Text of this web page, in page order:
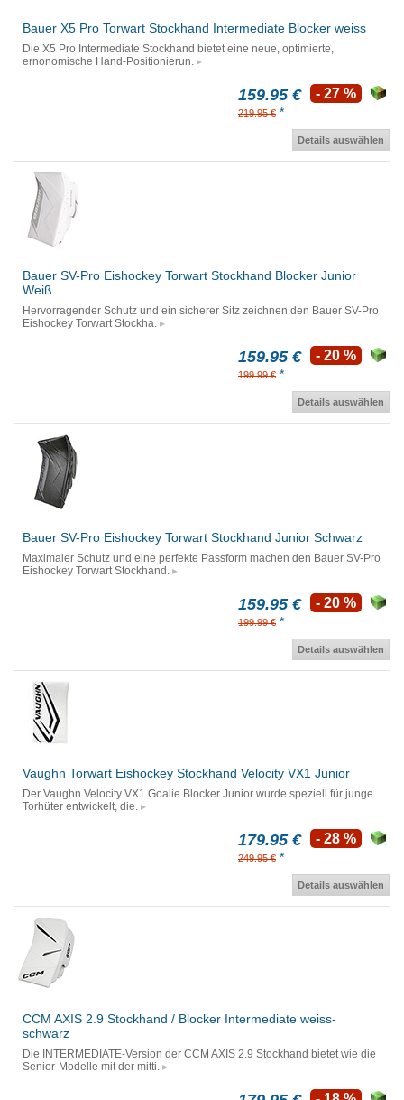
Bauer X5 Pro Torwart Stockhand Intermediate Blocker weiss
Die X5 Pro Intermediate Stockhand bietet eine neue, optimierte,
ernonomische Hand-Positionierun.
159.95 €
219.95 € *
- 27 %
Details auswählen
Bauer SV-Pro Eishockey Torwart Stockhand Blocker Junior
Weiß
Hervorragender Schutz und ein sicherer Sitz zeichnen den Bauer SV-Pro
Eishockey Torwart Stockha.
159.95 €
199.99 € *
- 20 %
Details auswählen
Bauer SV-Pro Eishockey Torwart Stockhand Junior Schwarz
Maximaler Schutz und eine perfekte Passform machen den Bauer SV-Pro
Eishockey Torwart Stockhand.
159.95 €
199.99 € *
- 20 %
Details auswählen
Vaughn Torwart Eishockey Stockhand Velocity VX1 Junior
Der Vaughn Velocity VX1 Goalie Blocker Junior wurde speziell für junge
Torhüter entwickelt, die.
179.95 €
249.95 € *
- 28 %
Details auswählen
CCM AXIS 2.9 Stockhand / Blocker Intermediate weiss-
schwarz
Die INTERMEDIATE-Version der CCM AXIS 2.9 Stockhand bietet wie die
Senior-Modelle mit der mitti.